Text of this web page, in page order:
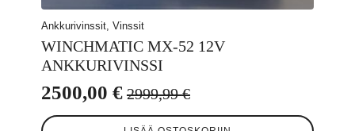
Ankkurivinssit, Vinssit
WINCHMATIC MX-52 12V
ANKKURIVINSSI
2999,99€
Alkuperäinen
2500,00 €
Nykyinen